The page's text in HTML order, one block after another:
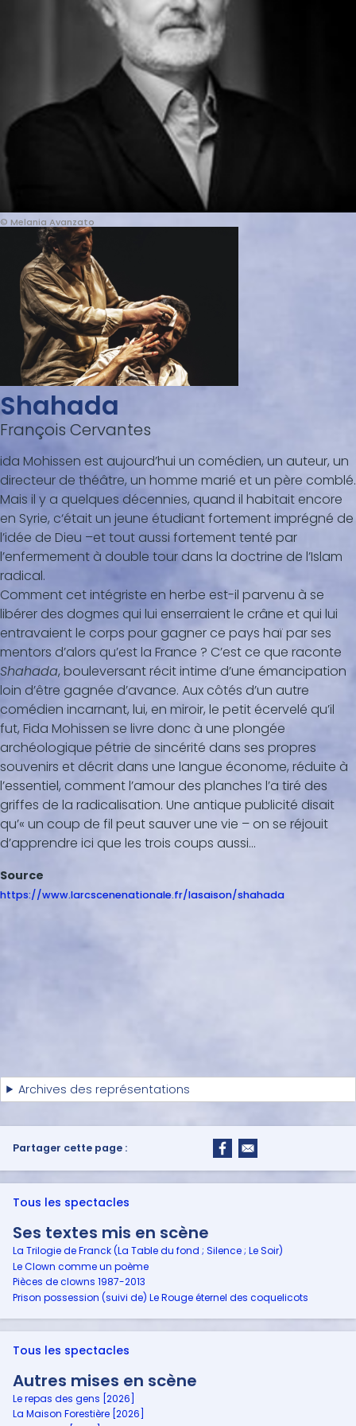
© Melania Avanzato
Shahada
François Cervantes
ida Mohissen est aujourd’hui un comédien, un auteur, un
directeur de théâtre, un homme marié et un père comblé.
Mais il y a quelques décennies, quand il habitait encore
en Syrie, c‘était un jeune étudiant fortement imprégné de
l’idée de Dieu –et tout aussi fortement tenté par
l’enfermement à double tour dans la doctrine de l’Islam
radical.
Comment cet intégriste en herbe est-il parvenu à se
libérer des dogmes qui lui enserraient le crâne et qui lui
entravaient le corps pour gagner ce pays haï par ses
mentors d’alors qu’est la France ? C’est ce que raconte
Shahada, bouleversant récit intime d’une émancipation
loin d’être gagnée d’avance. Aux côtés d’un autre
comédien incarnant, lui, en miroir, le petit écervelé qu’il
fut, Fida Mohissen se livre donc à une plongée
archéologique pétrie de sincérité dans ses propres
souvenirs et décrit dans une langue économe, réduite à
l’essentiel, comment l’amour des planches l’a tiré des
griffes de la radicalisation. Une antique publicité disait
qu’« un coup de fil peut sauver une vie – on se réjouit
d’apprendre ici que les trois coups aussi...
Source
https://www.larcscenenationale.fr/lasaison/shahada
Archives des représentations
Partager cette page :
Tous les spectacles
Ses textes mis en scène
La Trilogie de Franck (La Table du fond ; Silence ; Le Soir)
Le Clown comme un poème
Pièces de clowns 1987-2013
Prison possession (suivi de) Le Rouge éternel des coquelicots
Tous les spectacles
Autres mises en scène
Le repas des gens [2026]
La Maison Forestière [2026]